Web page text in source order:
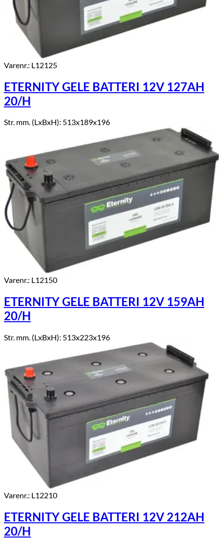
Varenr.: L12125
ETERNITY GELE BATTERI 12V 127AH
20/H
Str. mm. (LxBxH): 513x189x196
Varenr.: L12150
ETERNITY GELE BATTERI 12V 159AH
20/H
Str. mm. (LxBxH): 513x223x196
Varenr.: L12210
ETERNITY GELE BATTERI 12V 212AH
20/H